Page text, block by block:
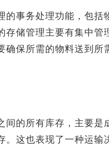
事务处理功能，包括
存储管理主要有集中
确保所需的物料送到
的所有库存，主要是
这也表现了一种运输